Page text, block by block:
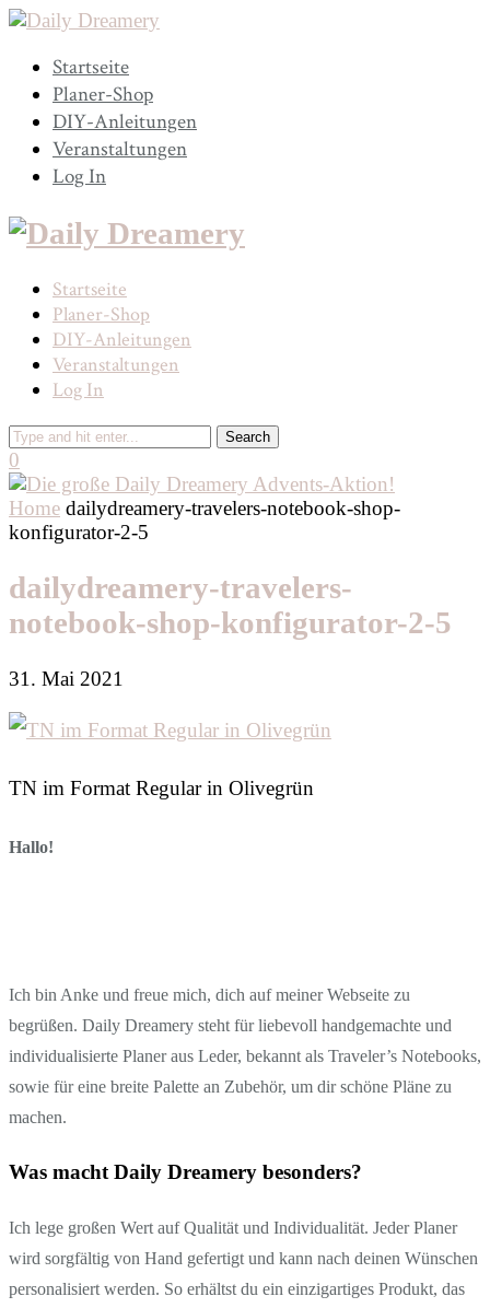
Startseite
Planer-Shop
DIY-Anleitungen
Veranstaltungen
Log In
Startseite
Planer-Shop
DIY-Anleitungen
Veranstaltungen
Log In
0
Home dailydreamery-travelers-notebook-shop-
konfigurator-2-5
dailydreamery-travelers-
notebook-shop-konfigurator-2-5
31. Mai 2021
TN im Format Regular in Olivegrün
Hallo!
Ich bin Anke und freue mich, dich auf meiner Webseite zu
begrüßen. Daily Dreamery steht für liebevoll handgemachte und
individualisierte Planer aus Leder, bekannt als Traveler’s Notebooks,
sowie für eine breite Palette an Zubehör, um dir schöne Pläne zu
machen.
Was macht Daily Dreamery besonders?
Ich lege großen Wert auf Qualität und Individualität. Jeder Planer
wird sorgfältig von Hand gefertigt und kann nach deinen Wünschen
personalisiert werden. So erhältst du ein einzigartiges Produkt, das